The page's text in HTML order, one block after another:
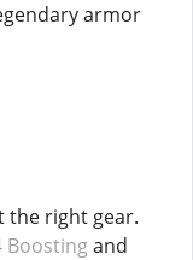
armor
the right gear.
Boostingand